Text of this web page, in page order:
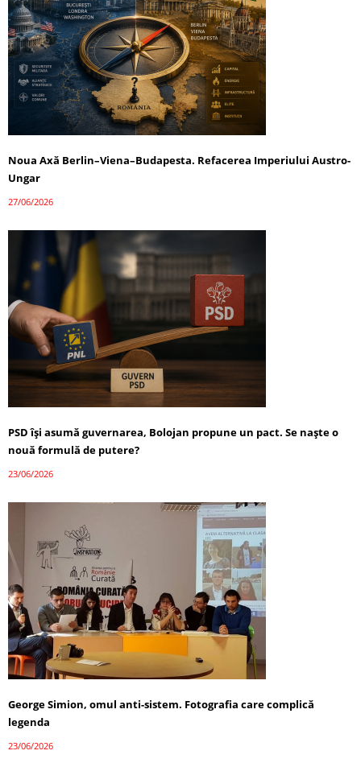
Noua Axă Berlin–Viena–Budapesta. Refacerea Imperiului Austro-
Ungar
27/06/2026
PSD își asumă guvernarea, Bolojan propune un pact. Se naște o
nouă formulă de putere?
23/06/2026
George Simion, omul anti-sistem. Fotografia care complică
legenda
23/06/2026